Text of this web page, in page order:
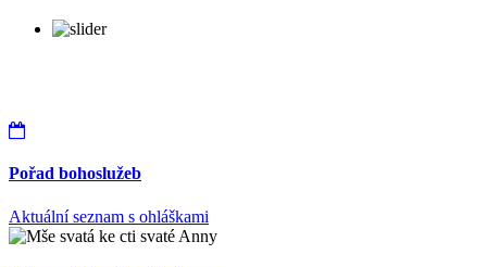
Pořad bohoslužeb
Aktuální seznam s ohláškami